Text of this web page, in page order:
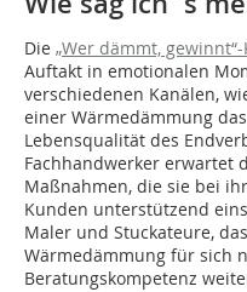
Die „Wer dämmt,
Auftakt in emotionalen
verschiedenen Kanälen,
einer Wärmedämmung
Lebensqualität des
Fachhandwerker erwartet
Maßnahmen, die sie bei
Kunden unterstützend
Maler und Stuckateure,
Wärmedämmung für sich
Beratungskompetenz